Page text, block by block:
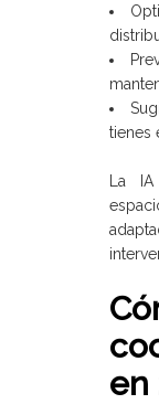
tienes
La
en